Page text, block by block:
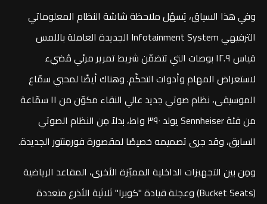
وفي هذا السياق، يَسهُل ملاحظة شاشة النظام المعلوماتي
الترفيهي Infotainment System الجديدة العاملة باللمس
قياس ١٢.٩ بوصات التي تتضمّن شريط تمرير مرئي مُضيء
لاستعراض المهام وأدوات التحكّم. وهناك أيضًا لمحبي سمّاع
الموسيقى، نظام صوتي جديد عالي النقاء مكوّن من ١١ سمّاعة
من فئة Sennheiser يولد ٣٩٠ واط، بدلاً مِن النظام الصوتي
السابق، وقد جرى تصميمه خصيصًا لمقصورة فورمِنتور الجديدة.
ومِن بين التجهيزات الداخلية المميّزة الأخرى، المقاعد الرياضية
(Bucket Seats) وعجلة قيادة "كوبرا" ثلاثية الأذرع متعددة